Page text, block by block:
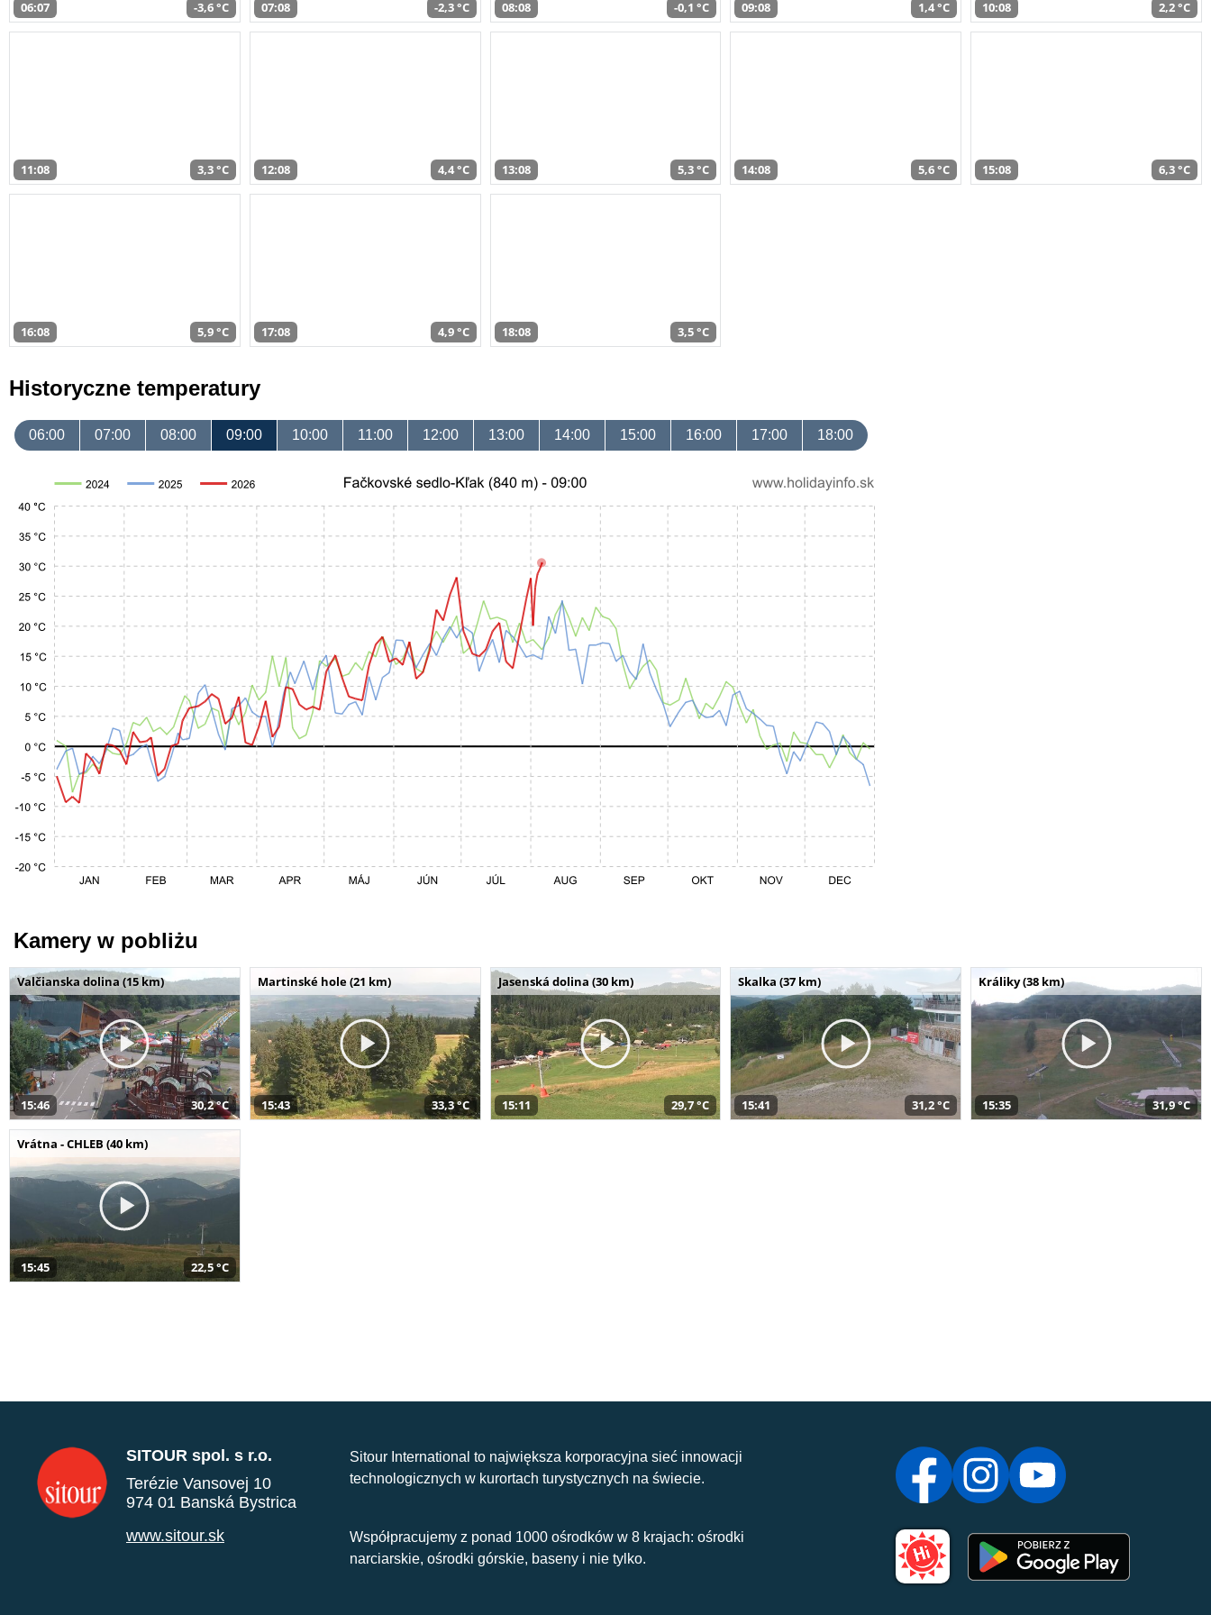
06:07 -3,6 °C 07:08 -2,3 °C 08:08 -0,1 °C 09:08 1,4 °C 10:08 2,2 °C
11:08 3,3 °C 12:08 4,4 °C 13:08 5,3 °C 14:08 5,6 °C 15:08 6,3 °C
16:08 5,9 °C 17:08 4,9 °C 18:08 3,5 °C
Historyczne temperatury
06:00 07:00 08:00 09:00 10:00 11:00 12:00 13:00 14:00 15:00 16:00 17:00 18:00
Kamery w pobliżu
Valčianska dolina (15 km)
15:46 30,2 °C
Martinské hole (21 km)
15:43 33,3 °C
Jasenská dolina (30 km)
15:11 29,7 °C
Skalka (37 km)
15:41 31,2 °C
Králiky (38 km)
15:35 31,9 °C
Vrátna - CHLEB (40 km)
15:45 22,5 °C
SITOUR spol. s r.o.
Terézie Vansovej 10
974 01 Banská Bystrica
www.sitour.sk
Sitour International to największa korporacyjna sieć innowacji
technologicznych w kurortach turystycznych na świecie.
Współpracujemy z ponad 1000 ośrodków w 8 krajach: ośrodki
narciarskie, ośrodki górskie, baseny i nie tylko.